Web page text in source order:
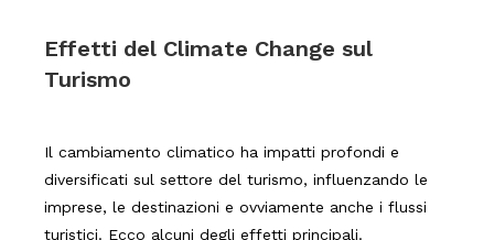
Effetti del Climate Change sul
Turismo
Il cambiamento climatico ha impatti profondi e
diversificati sul settore del turismo, influenzando le
imprese, le destinazioni e ovviamente anche i flussi
turistici. Ecco alcuni degli effetti principali.